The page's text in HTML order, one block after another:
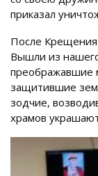
приказал
После Крещения
Вышли из
преображавшие
защитившие
зодчие,
храмов